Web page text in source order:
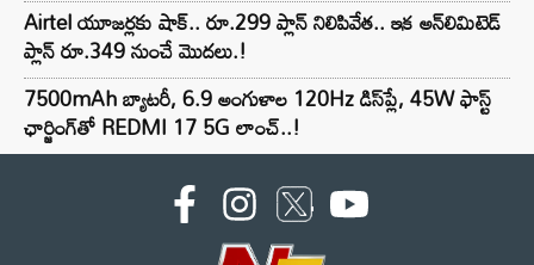
Airtel యూజర్లకు షాక్.. రూ.299 ప్లాన్ నిలిపివేత.. ఇక అన్‌లిమిటెడ్
ప్లాన్ రూ.349 నుంచే మొదలు.!
7500mAh బ్యాటరీ, 6.9 అంగుళాల 120Hz డిస్‌ప్లే, 45W ఫాస్ట్
ఛార్జింగ్‌తో REDMI 17 5G లాంచ్..!